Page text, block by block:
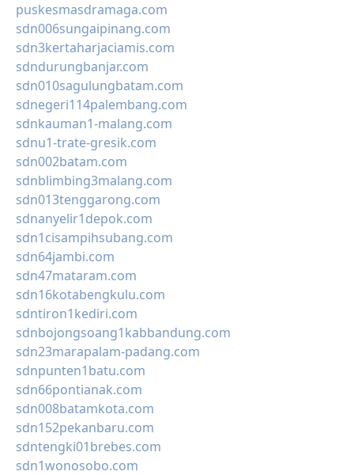
puskesmasdramaga.com
sdn006sungaipinang.com
sdn3kertaharjaciamis.com
sdndurungbanjar.com
sdn010sagulungbatam.com
sdnegeri114palembang.com
sdnkauman1-malang.com
sdnu1-trate-gresik.com
sdn002batam.com
sdnblimbing3malang.com
sdn013tenggarong.com
sdnanyelir1depok.com
sdn1cisampihsubang.com
sdn64jambi.com
sdn47mataram.com
sdn16kotabengkulu.com
sdntiron1kediri.com
sdnbojongsoang1kabbandung.com
sdn23marapalam-padang.com
sdnpunten1batu.com
sdn66pontianak.com
sdn008batamkota.com
sdn152pekanbaru.com
sdntengki01brebes.com
sdn1wonosobo.com